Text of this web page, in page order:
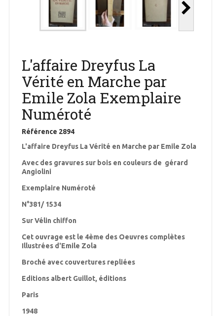
L'affaire Dreyfus La
Vérité en Marche par
Emile Zola Exemplaire
Numéroté
Référence 2894
L'affaire Dreyfus La Vérité en Marche par Emile Zola
Avec des gravures sur bois en couleurs de gérard
Angiolini
Exemplaire Numéroté
N°381/ 1534
Sur Vélin chiffon
Cet ouvrage est le 4ème des Oeuvres complètes
Illustrées d'Emile Zola
Broché avec couvertures repliées
Editions albert Guillot, éditions
Paris
1948